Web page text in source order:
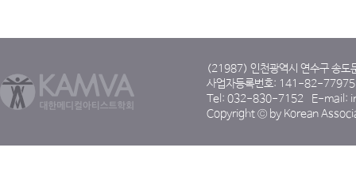
(21987) 인천광역시 연수구 송도
사업자등록번호: 141-82-77975
Tel: 032-830-7152
E-mail:
Copyright © by Korean